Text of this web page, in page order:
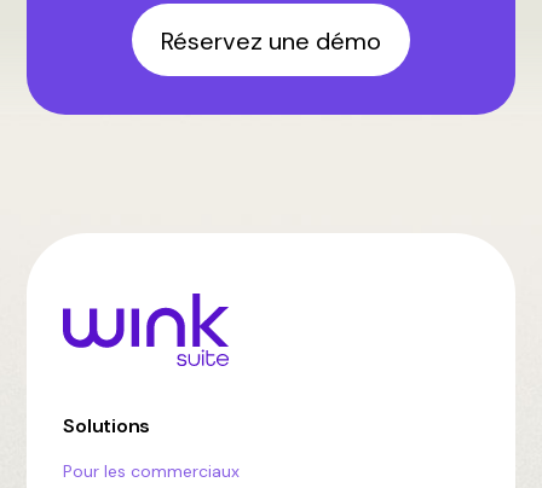
Réservez une démo
Solutions
Pour les commerciaux